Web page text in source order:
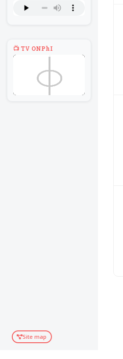
Théorie du
navigateur solitaire
MEMBERS
L'Un au rien
📺 TV ONPhI
Site map